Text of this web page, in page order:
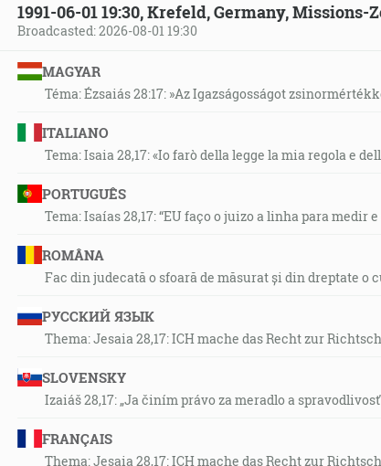
1991-06-01 19:30, Krefeld, Germany, Missions-
Broadcasted: 2026-08-01 19:30
MAGYAR
Téma: Ézsaiás 28:17: »Az Igazságosságot
ITALIANO
Tema: Isaia 28,17: «Io farò della legge la mia regola e
PORTUGUÊS
Tema: Isaías 28,17: “EU faço o juizo a linha para medir
ROMÂNA
Fac din judecată o sfoară de măsurat și din dreptate o
РУССКИЙ ЯЗЫК
Thema: Jesaia 28,17: ICH mache das Recht zur
SLOVENSKY
Izaiáš 28,17: „Ja činím právo za meradlo a spravodlivosť
FRANÇAIS
Thema: Jesaia 28,17: ICH mache das Recht zur